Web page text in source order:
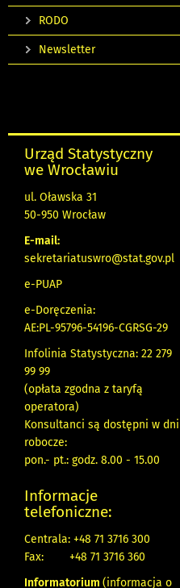
RODO
Newsletter
Urząd Statystyczny
we Wrocławiu
ul. Oławska 31
50-950 Wrocław
E-mail:
sekretariatuswro@stat.gov.pl
e-PUAP
e-Doręczenia:
AE:PL-95796-54196-CGRSG-29
Infolinia Statystyczna: 22 279
99 99
(opłata zgodna z taryfą
operatora)
Konsultanci są dostępni w dni
robocze:
pon.- pt.: godz. 8.00 - 15.00
Informacje
telefoniczne:
Centrala: +48 71 3716 300
Fax:
+48 71 3716 360
Informatorium (informacja o